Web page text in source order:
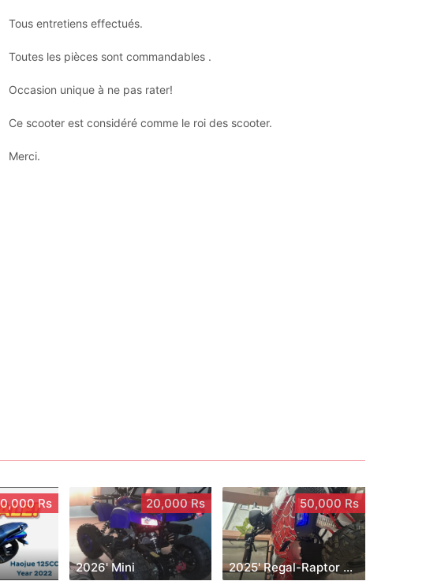
Tous entretiens effectués.
Toutes les pièces sont commandables .
Occasion unique à ne pas rater!
Ce scooter est considéré comme le roi des scooter.
Merci.
Rs 20,000 Rs
2026' Mini
50,000 Rs
2025' Regal-Raptor Spiderman